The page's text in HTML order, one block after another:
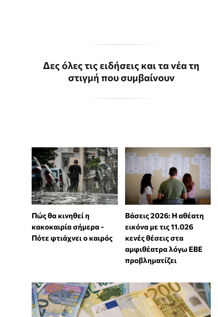
Δες όλες τις ειδήσεις και τα νέα τη
στιγμή που συμβαίνουν
Πώς θα κινηθεί η
κακοκαιρία σήμερα -
Πότε φτιάχνει ο καιρός
Βάσεις 2026: Η αθέατη
εικόνα με τις 11.026
κενές θέσεις στα
αμφιθέατρα λόγω ΕΒΕ
προβληματίζει